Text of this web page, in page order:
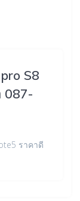
S8
087-
ราคาดี